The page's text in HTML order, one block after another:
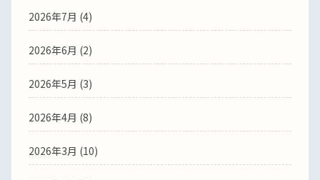
2026年7月 (4)
2026年6月 (2)
2026年5月 (3)
2026年4月 (8)
2026年3月 (10)